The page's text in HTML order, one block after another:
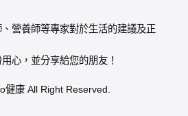
營養師等專家對於生活的建議及正
心，並分享給您的朋友！
康 All Right Reserved.